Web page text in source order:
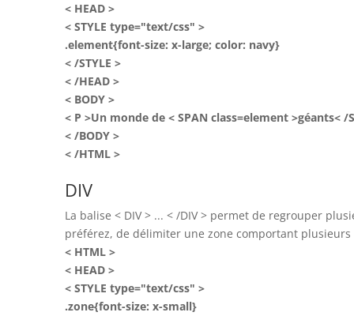
< HEAD >
< STYLE type="text/css" >
.element{font-size: x-large; color: navy}
< /STYLE >
< /HEAD >
< BODY >
< P >Un monde de < SPAN class=element >géants< /
< /BODY >
< /HTML >
DIV
La balise < DIV > ... < /DIV > permet de regrouper
préférez, de délimiter une zone comportant plusieurs
< HTML >
< HEAD >
< STYLE type="text/css" >
.zone{font-size: x-small}